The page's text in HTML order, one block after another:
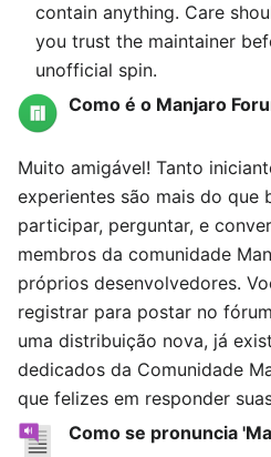
contain anything. Care
you trust the maintainer
unofficial spin.
Como é o Manjaro
Muito amigável! Tanto
experientes são mais do que
participar, perguntar, e
membros da comunidade
próprios desenvolvedores.
registrar para postar no
uma distribuição nova, já
dedicados da Comunidade
que felizes em responder
Como se pronuncia